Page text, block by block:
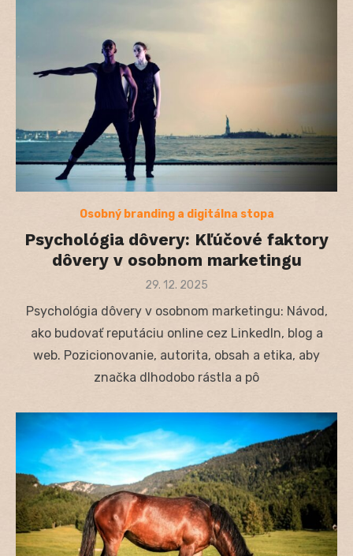
Osobný branding a digitálna stopa
Psychológia dôvery: Kľúčové faktory
dôvery v osobnom marketingu
Posted
29. 12. 2025
Psychológia dôvery v osobnom marketingu: Návod,
ako budovať reputáciu online cez LinkedIn, blog a
web. Pozicionovanie, autorita, obsah a etika, aby
značka dlhodobo rástla a pô